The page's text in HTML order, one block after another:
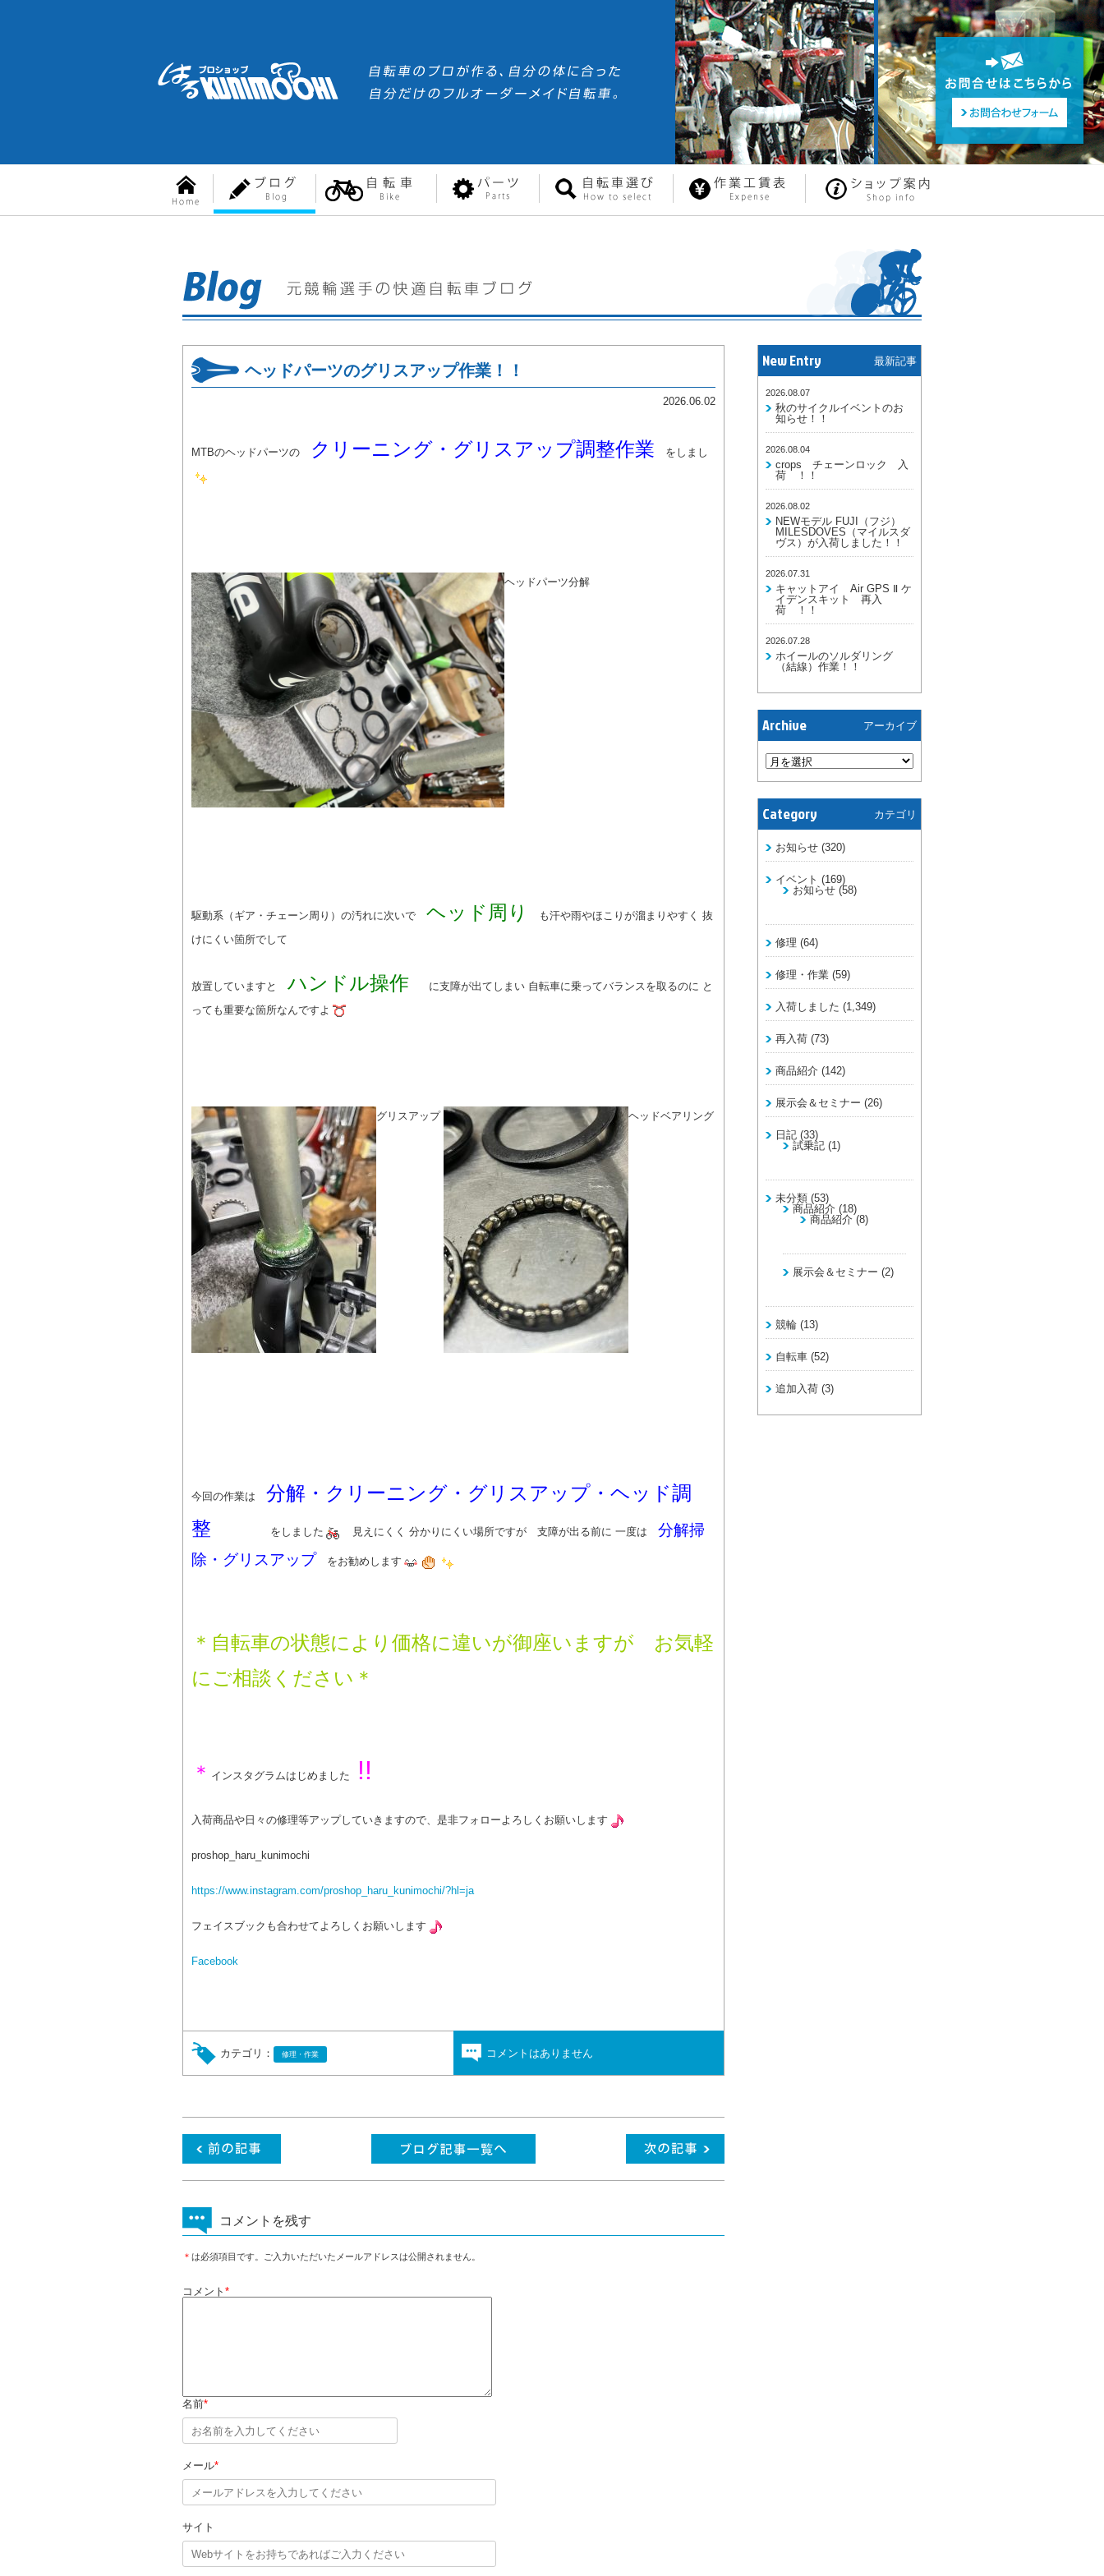
ヘッドパーツのグリスアップ作業！！
2026.06.02
MTBのヘッドパーツの クリーニング・グリスアップ調整作業 をしまし
ヘッドパーツ分解
駆動系（ギア・チェーン周り）の汚れに次いで ヘッド周り
も汗や雨やほこりが溜まりやすく 抜
けにくい箇所でして
放置していますと ハンドル操作
に支障が出てしまい 自転車に乗ってバランスを取るのに と
っても重要な箇所なんですよ
グリスアップ ヘッドベアリング
今回の作業は 分解・クリーニング・グリスアップ・ヘッド調
整
をしました 見えにくく 分かりにくい場所ですが 支障が出る前に 一度は 分解掃
除・グリスアップ をお勧めします
＊自転車の状態により価格に違いが御座いますが お気軽
にご相談ください＊
＊ インスタグラムはじめました !!
入荷商品や日々の修理等アップしていきますので、是非フォローよろしくお願いします
proshop_haru_kunimochi
https://www.instagram.com/proshop_haru_kunimochi/?hl=ja
フェイスブックも合わせてよろしくお願いします
Facebook
カテゴリ： 修理・作業 コメントはありません
コメントを残す
＊ は必須項目です。ご入力いただいたメールアドレスは公開されません。
コメント *
名前*
メール*
サイト
New Entry 最新記事
2026.08.07
秋のサイクルイベントのお
知らせ！！
2026.08.04
crops チェーンロック 入
荷 ！！
2026.08.02
NEWモデル FUJI（フジ）
MILESDOVES（マイルスダ
ヴス）が入荷しました！！
2026.07.31
キャットアイ Air GPS Ⅱ ケ
イデンスキット 再入
荷 ！！
2026.07.28
ホイールのソルダリング
（結線）作業！！
Archive アーカイブ
Category カテゴリ
お知らせ (320)
イベント (169)
お知らせ (58)
修理 (64)
修理・作業 (59)
入荷しました (1,349)
再入荷 (73)
商品紹介 (142)
展示会＆セミナー (26)
日記 (33)
試乗記 (1)
未分類 (53)
商品紹介 (18)
商品紹介 (8)
展示会＆セミナー (2)
競輪 (13)
自転車 (52)
追加入荷 (3)